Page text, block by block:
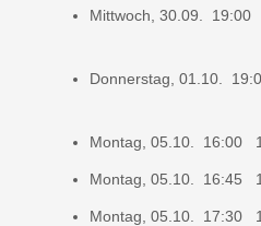
Mittwoch, 30.09.
Donnerstag, 01.10.
Montag, 05.10. 16:00
Montag, 05.10. 16:45
Montag, 05.10. 17:30